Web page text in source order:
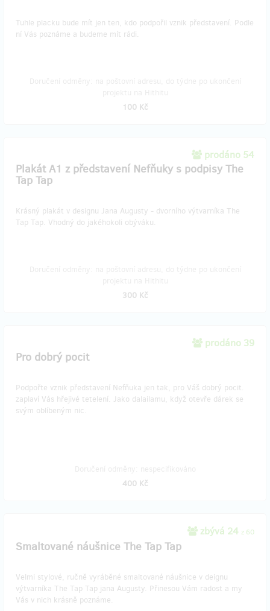
Tuhle placku bude mít jen ten, kdo podpořil vznik představení. Podle
ní Vás poznáme a budeme mít rádi.
100 Kč
prodáno 54
Plakát A1 z představení Nefňuky s podpisy The
Tap Tap
Krásný plakát v designu Jana Augusty - dvorního výtvarníka The
Tap Tap. Vhodný do jakéhokoli obýváku.
300 Kč
prodáno 39
Pro dobrý pocit
Podpořte vznik představení Nefňuka jen tak, pro Váš dobrý pocit.
zaplaví Vás hřejivé tetelení. Jako dalailamu, když otevře dárek se
svým oblíbeným nic.
400 Kč
zbývá 24 z 60
Smaltované náušnice The Tap Tap
Velmi stylové, ručně vyráběné smaltované náušnice v deignu
výtvarníka The Tap Tap jana Augusty. Přinesou Vám radost a my
Vás v nich krásně poznáme.